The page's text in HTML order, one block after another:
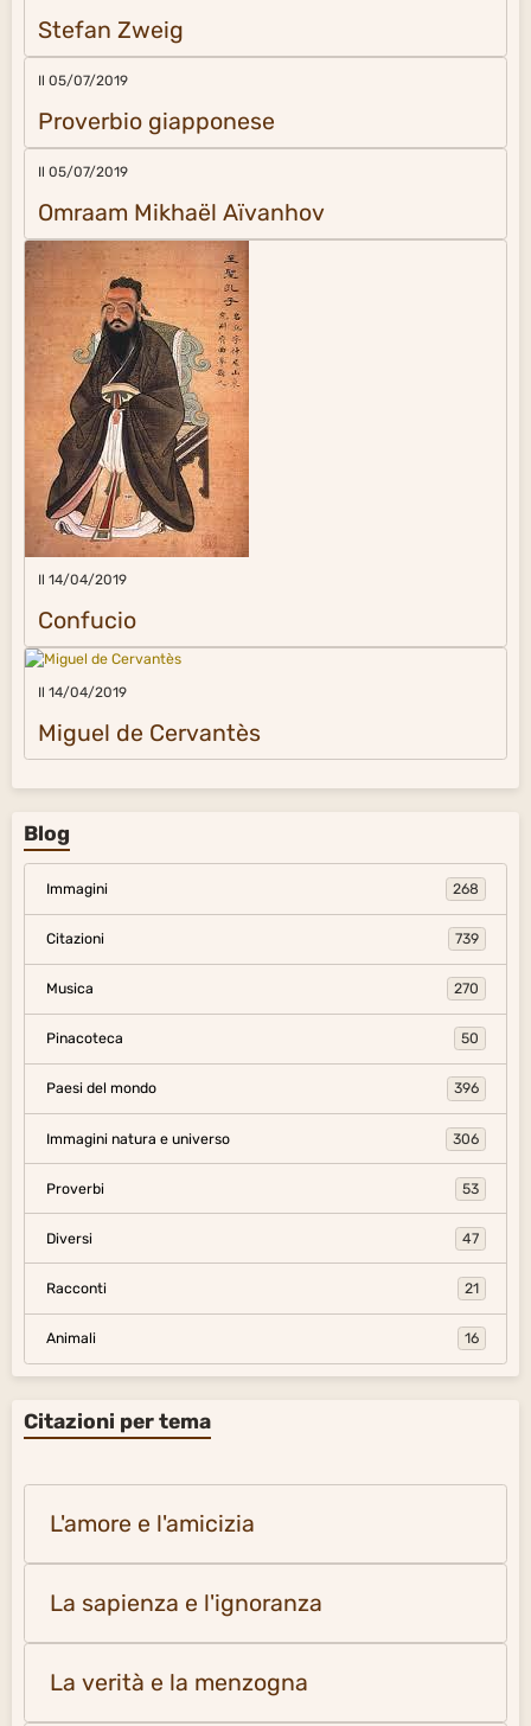
Stefan Zweig
Il 05/07/2019
Proverbio giapponese
Il 05/07/2019
Omraam Mikhaël Aïvanhov
Il 14/04/2019
Confucio
Il 14/04/2019
Miguel de Cervantès
Blog
Immagini 268
Citazioni 739
Musica 270
Pinacoteca 50
Paesi del mondo 396
Immagini natura e universo 306
Proverbi 53
Diversi 47
Racconti 21
Animali 16
Citazioni per tema
L'amore e l'amicizia
La sapienza e l'ignoranza
La verità e la menzogna